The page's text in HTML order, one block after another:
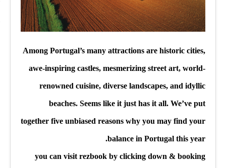
Among Portugal’s many attractions are historic cities,
awe-inspiring castles, mesmerizing street art, world-
renowned cuisine, diverse landscapes, and idyllic
beaches. Seems like it just has it all. We’ve put
together five unbiased reasons why you may find your
balance in Portugal this year.
you can visit rezbook by clicking down & booking